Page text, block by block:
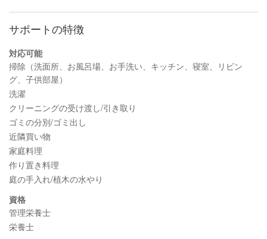
サポートの特徴
対応可能
掃除（洗面所、お風呂場、お手洗い、キッチン、寝室、リビン
グ、子供部屋）
洗濯
クリーニングの受け渡し/引き取り
ゴミの分別/ゴミ出し
近隣買い物
家庭料理
作り置き料理
庭の手入れ/植木の水やり
資格
管理栄養士
栄養士